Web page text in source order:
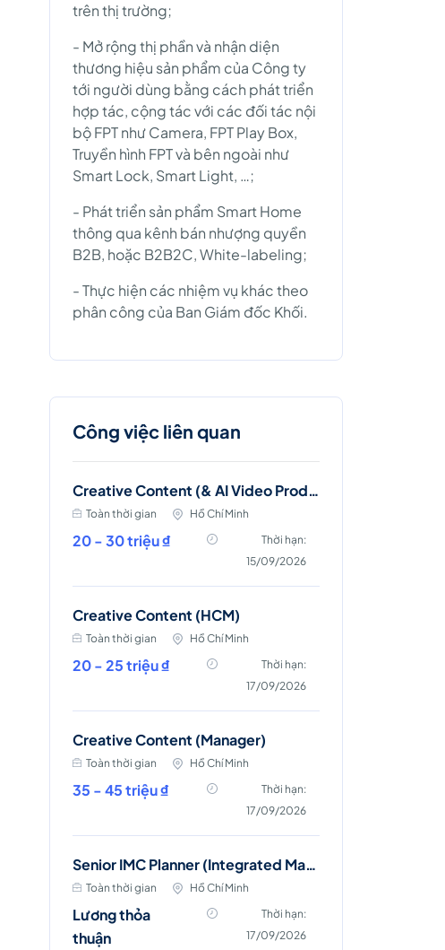
trên thị trường;
- Mở rộng thị phần và nhận diện
thương hiệu sản phẩm của Công ty
tới người dùng bằng cách phát triển
hợp tác, cộng tác với các đối tác nội
bộ FPT như Camera, FPT Play Box,
Truyền hình FPT và bên ngoài như
Smart Lock, Smart Light, …;
- Phát triển sản phẩm Smart Home
thông qua kênh bán nhượng quyền
B2B, hoặc B2B2C, White-labeling;
- Thực hiện các nhiệm vụ khác theo
phân công của Ban Giám đốc Khối.
Công việc liên quan
Creative Content (& AI Video Production)
Toàn thời gian Hồ Chí Minh
20 - 30 triệu ₫
Thời hạn:
15/09/2026
Creative Content (HCM)
Toàn thời gian Hồ Chí Minh
20 - 25 triệu ₫
Thời hạn:
17/09/2026
Creative Content (Manager)
Toàn thời gian Hồ Chí Minh
35 - 45 triệu ₫
Thời hạn:
17/09/2026
Senior IMC Planner (Integrated Marketing Communications)
Toàn thời gian Hồ Chí Minh
Lương thỏa
thuận
Thời hạn:
17/09/2026